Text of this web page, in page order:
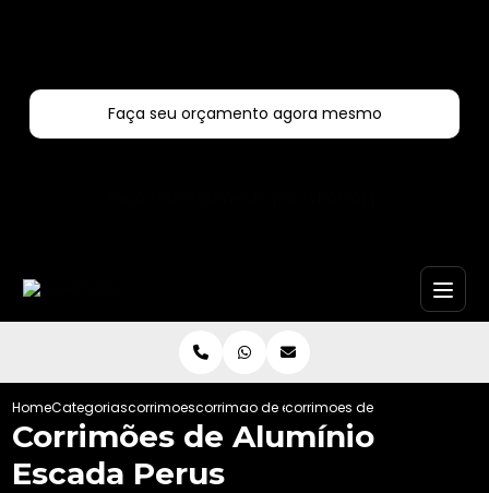
Faça seu orçamento agora mesmo
HomeCategoriascorrimoescorrimao de escada externa
corrimoes de aluminio
Corrimões de Alumínio
Escada Perus